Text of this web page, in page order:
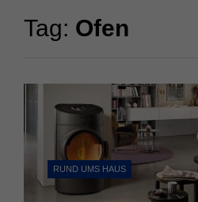
Tag: Ofen
RUND UMS HAUS